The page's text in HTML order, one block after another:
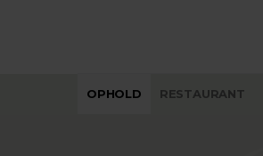
OPHOLD RESTAURANT